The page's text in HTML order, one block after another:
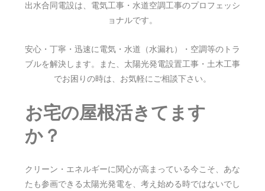
出水合同電設は、電気工事・水道空調工事のプロフェッシ
ョナルです。
安心・丁寧・迅速に電気・水道（水漏れ）・空調等のトラ
ブルを解決します。また、太陽光発電設置工事・土木工事
でお困りの時は、お気軽にご相談下さい。
お宅の屋根活きてます
か？
クリーン・エネルギーに関心が高まっている今こそ、あな
たも参画できる太陽光発電を、考え始める時ではないでし